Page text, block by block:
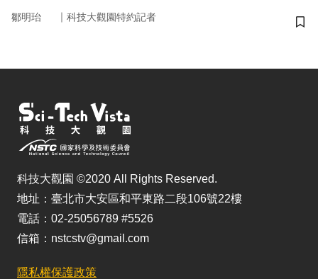
鄒明珆 ｜ 科技大觀園特約記者
儲
科技大觀園 ©2020 All Rights Reserved.
地址：臺北市大安區和平東路二段106號22樓
電話：02-25056789 #5526
信箱：nstcstv@gmail.com
隱私權保護政策